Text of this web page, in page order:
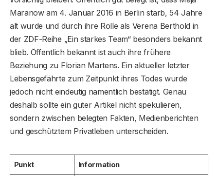
Maranow am 4. Januar 2016 in Berlin starb, 54 Jahre
alt wurde und durch ihre Rolle als Verena Berthold in
der ZDF-Reihe „Ein starkes Team“ besonders bekannt
blieb. Öffentlich bekannt ist auch ihre frühere
Beziehung zu Florian Martens. Ein aktueller letzter
Lebensgefährte zum Zeitpunkt ihres Todes wurde
jedoch nicht eindeutig namentlich bestätigt. Genau
deshalb sollte ein guter Artikel nicht spekulieren,
sondern zwischen belegten Fakten, Medienberichten
und geschütztem Privatleben unterscheiden.
Punkt Information